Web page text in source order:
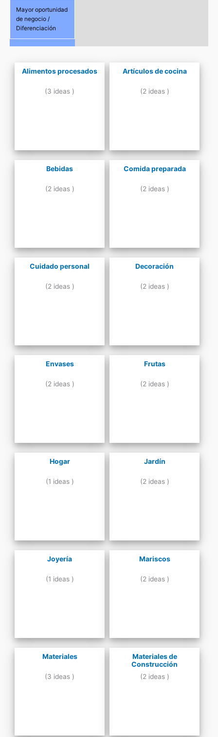
Mayor oportunidad
de negocio /
Diferenciación
Alimentos procesados
(3 ideas )
Artículos de cocina
(2 ideas )
Bebidas
(2 ideas )
Comida preparada
(2 ideas )
Cuidado personal
(2 ideas )
Decoración
(2 ideas )
Envases
(2 ideas )
Frutas
(2 ideas )
Hogar
(1 ideas )
Jardín
(2 ideas )
Joyería
(1 ideas )
Mariscos
(2 ideas )
Materiales
(3 ideas )
Materiales de
Construcción
(2 ideas )